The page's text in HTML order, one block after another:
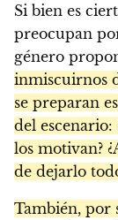
Si bien es
preocupan
género
inmiscuirnos
se preparan
del escenario:
los motivan?
de dejarlo
También, por